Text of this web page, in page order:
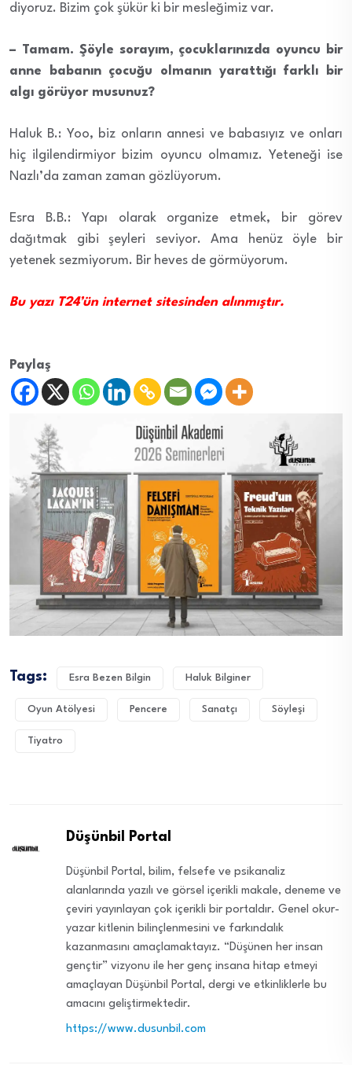
diyoruz. Bizim çok şükür ki bir mesleğimiz var.
– Tamam. Şöyle sorayım, çocuklarınızda oyuncu bir
anne babanın çocuğu olmanın yarattığı farklı bir
algı görüyor musunuz?
Haluk B.: Yoo, biz onların annesi ve babasıyız ve onları
hiç ilgilendirmiyor bizim oyuncu olmamız. Yeteneği ise
Nazlı’da zaman zaman gözlüyorum.
Esra B.B.: Yapı olarak organize etmek, bir görev
dağıtmak gibi şeyleri seviyor. Ama henüz öyle bir
yetenek sezmiyorum. Bir heves de görmüyorum.
Bu yazı T24’ün internet sitesinden alınmıştır.
Paylaş
Tags: Esra Bezen Bilgin Haluk Bilginer
Oyun Atölyesi Pencere Sanatçı Söyleşi
Tiyatro
Düşünbil Portal
Düşünbil Portal, bilim, felsefe ve psikanaliz
alanlarında yazılı ve görsel içerikli makale, deneme ve
çeviri yayınlayan çok içerikli bir portaldır. Genel okur-
yazar kitlenin bilinçlenmesini ve farkındalık
kazanmasını amaçlamaktayız. “Düşünen her insan
gençtir” vizyonu ile her genç insana hitap etmeyi
amaçlayan Düşünbil Portal, dergi ve etkinliklerle bu
amacını geliştirmektedir.
https://www.dusunbil.com